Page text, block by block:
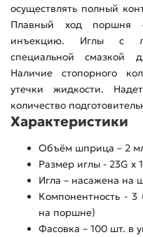
осуществлять полный
Плавный ход поршня
инъекцию. Иглы с
специальной смазкой
Наличие стопорного
утечки жидкости.
количество
Характеристики
Объём шприца – 2
Размер иглы - 23G x
Игла – насажена на
Компонентность -
на поршне)
Фасовка – 100 шт. в